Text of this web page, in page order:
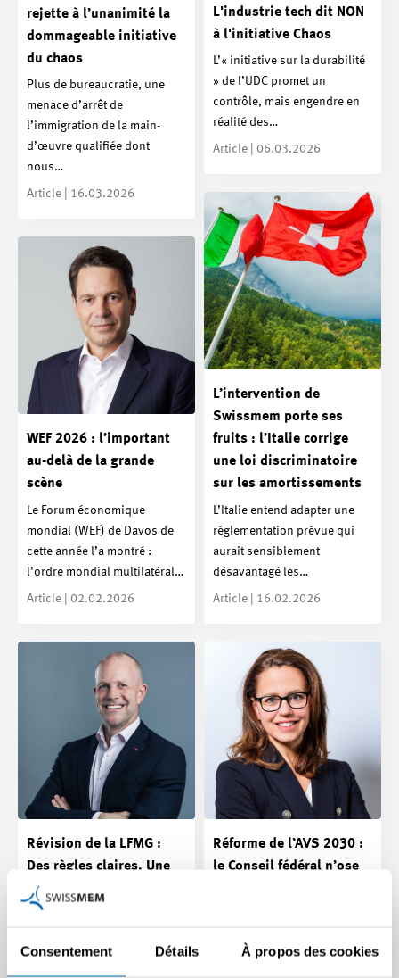
Consentement Détails À propos des cookies
rejette à l’unanimité la
dommageable initiative
du chaos
Plus de bureaucratie, une
menace d’arrêt de
l’immigration de la main-
d’œuvre qualifiée dont
nous…
Article | 16.03.2026
L'industrie tech dit NON
à l'initiative Chaos
L’« initiative sur la durabilité
» de l’UDC promet un
contrôle, mais engendre en
réalité des…
Article | 06.03.2026
L’intervention de
Swissmem porte ses
fruits : l’Italie corrige
une loi discriminatoire
sur les amortissements
L’Italie entend adapter une
réglementation prévue qui
aurait sensiblement
désavantagé les…
Article | 16.02.2026
WEF 2026 : l’important
au-delà de la grande
scène
Le Forum économique
mondial (WEF) de Davos de
cette année l’a montré :
l’ordre mondial multilatéral…
Article | 02.02.2026
Révision de la LFMG :
Des règles claires. Une
Suisse sûre.
La révision de la loi sur le
renforce la sécurité et la
Réforme de l’AVS 2030 :
le Conseil fédéral n’ose
de s’attaquer aux causes –